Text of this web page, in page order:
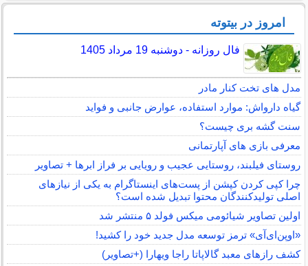
امروز در بیتوته
فال روزانه - دوشنبه 19 مرداد 1405
مدل های تخت کنار مادر
گیاه دارواش: موارد استفاده، عوارض جانبی و فواید
سنت گشه بری چیست؟
معرفی بازی های آپارتمانی
روستای فیلبند، روستایی عجیب و رویایی بر فراز ابرها + تصاویر
چرا کپی کردن کپشن از پست‌های اینستاگرام به یکی از نیازهای
اصلی تولیدکنندگان محتوا تبدیل شده است؟
اولین تصاویر شیائومی میکس فولد ۵ منتشر شد
«اوپن‌ای‌آی» ترمز توسعه مدل جدید خود را کشید!
کشف رازهای معبد گالاپاتا راجا ویهارا (+تصاویر)